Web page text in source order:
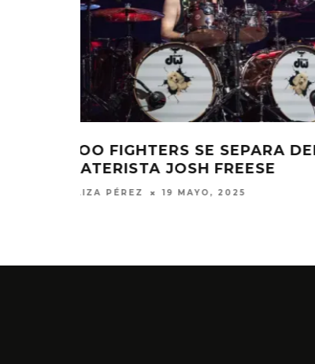
SNOOP DOGG Y STING SE
‘ANOTHER PART OF ME’
JULIO MOREAN 2 DICIEMBRE, 2024
MONET IN BLUE EXPLORA LA
FRAGILIDAD DEL TIEMPO
CON ‘ALONSO’
7 AGOSTO, 2026